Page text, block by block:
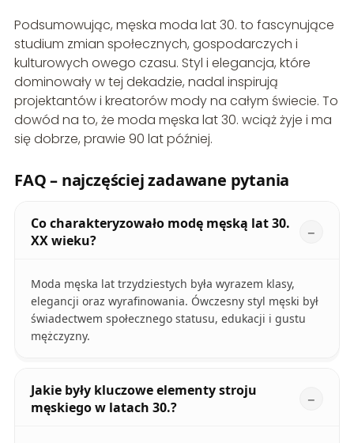
Podsumowując, męska moda lat 30. to fascynujące
studium zmian społecznych, gospodarczych i
kulturowych owego czasu. Styl i elegancja, które
dominowały w tej dekadzie, nadal inspirują
projektantów i kreatorów mody na całym świecie. To
dowód na to, że moda męska lat 30. wciąż żyje i ma
się dobrze, prawie 90 lat później.
FAQ – najczęściej zadawane pytania
Co charakteryzowało modę męską lat 30.
XX wieku?
Moda męska lat trzydziestych była wyrazem klasy,
elegancji oraz wyrafinowania. Ówczesny styl męski był
świadectwem społecznego statusu, edukacji i gustu
mężczyzny.
Jakie były kluczowe elementy stroju
męskiego w latach 30.?